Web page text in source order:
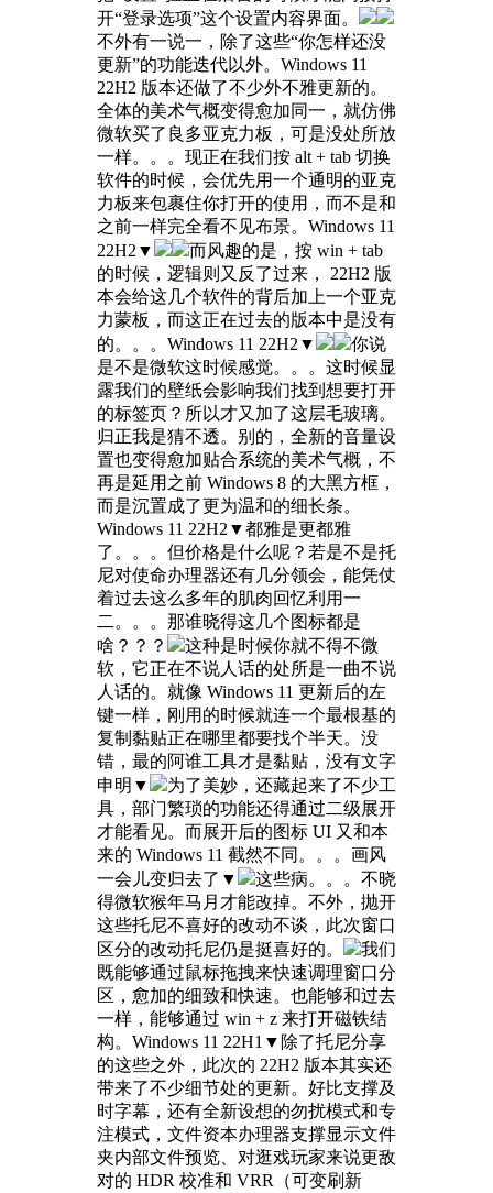
开“登录选项”这个设置内容界面。
不外有一说一，除了这些“你怎样还没
更新”的功能迭代以外。Windows 11
22H2 版本还做了不少外不雅更新的。
全体的美术气概变得愈加同一，就仿佛
微软买了良多亚克力板，可是没处所放
一样。。。现正在我们按 alt + tab 切换
软件的时候，会优先用一个通明的亚克
力板来包裹住你打开的使用，而不是和
之前一样完全看不见布景。Windows 11
22H2▼
而风趣的是，按 win + tab
的时候，逻辑则又反了过来， 22H2 版
本会给这几个软件的背后加上一个亚克
力蒙板，而这正在过去的版本中是没有
的。。。Windows 11 22H2▼
你说
是不是微软这时候感觉。。。这时候显
露我们的壁纸会影响我们找到想要打开
的标签页？所以才又加了这层毛玻璃。
归正我是猜不透。别的，全新的音量设
置也变得愈加贴合系统的美术气概，不
再是延用之前 Windows 8 的大黑方框，
而是沉置成了更为温和的细长条。
Windows 11 22H2▼都雅是更都雅
了。。。但价格是什么呢？若是不是托
尼对使命办理器还有几分领会，能凭仗
着过去这么多年的肌肉回忆利用一
二。。。那谁晓得这几个图标都是
啥？？？
这种是时候你就不得不微
软，它正在不说人话的处所是一曲不说
人话的。就像 Windows 11 更新后的左
键一样，刚用的时候就连一个最根基的
复制黏贴正在哪里都要找个半天。没
错，最的阿谁工具才是黏贴，没有文字
申明▼
为了美妙，还藏起来了不少工
具，部门繁琐的功能还得通过二级展开
才能看见。而展开后的图标 UI 又和本
来的 Windows 11 截然不同。。。画风
一会儿变归去了▼
这些病。。。不晓
得微软猴年马月才能改掉。不外，抛开
这些托尼不喜好的改动不谈，此次窗口
区分的改动托尼仍是挺喜好的。
我们
既能够通过鼠标拖拽来快速调理窗口分
区，愈加的细致和快速。也能够和过去
一样，能够通过 win + z 来打开磁铁结
构。Windows 11 22H1▼除了托尼分享
的这些之外，此次的 22H2 版本其实还
带来了不少细节处的更新。好比支撑及
时字幕，还有全新设想的勿扰模式和专
注模式，文件资本办理器支撑显示文件
夹内部文件预览、对逛戏玩家来说更敌
对的 HDR 校准和 VRR（可变刷新